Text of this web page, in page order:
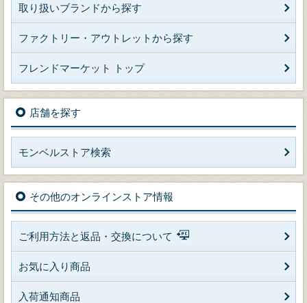
取り扱いブランドから探す
ファクトリー・アウトレットから探す
フレンドマーケット トップ
店舗を探す
モンベルストア検索
その他のオンラインストア情報
ご利用方法と返品・交換について
お気に入り商品
入荷通知商品